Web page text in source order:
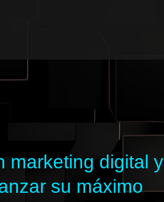
marketing digital y
su máximo